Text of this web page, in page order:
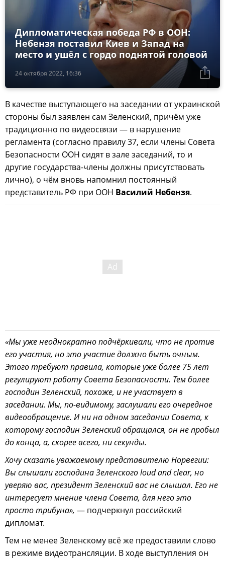
24 октября 2022, 16:36
Дипломатическая победа РФ в ООН:
Небензя поставил Киев и Запад на
место и ушёл с гордо поднятой головой
В качестве выступающего на заседании от украинской
стороны был заявлен сам Зеленский, причём уже
традиционно по видеосвязи — в нарушение
регламента (согласно правилу 37, если члены Совета
Безопасности ООН сидят в зале заседаний, то и
другие государства-члены должны присутствовать
лично), о чём вновь напомнил постоянный
представитель РФ при ООН Василий Небензя.
«Мы уже неоднократно подчёркивали, что не против
его участия, но это участие должно быть очным.
Этого требуют правила, которые уже более 75 лет
регулируют работу Совета Безопасности. Тем более
господин Зеленский, похоже, и не участвует в
заседании. Мы, по-видимому, заслушали его очередное
видеообращение. И ни на одном заседании Совета, к
которому господин Зеленский обращался, он не пробыл
до конца, а, скорее всего, ни секунды.
Хочу сказать уважаемому представителю Норвегии:
Вы слышали господина Зеленского loud and clear, но
уверяю вас, президент Зеленский вас не слышал. Его не
интересует мнение члена Совета, для него это
просто трибуна», — подчеркнул российский
дипломат.
Тем не менее Зеленскому всё же предоставили слово
в режиме видеотрансляции. В ходе выступления он